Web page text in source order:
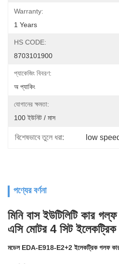
Warranty:
1 Years
HS CODE:
8703101900
প্যাকেজিং বিবরণ:
অ প্যাকিং
যোগানের ক্ষমতা:
100 ইউনিট / মাস
বিশেষভাবে তুলে ধরা: low
পণ্যের বর্ণনা
মিনি বাস ইউটিলিটি কার
এসি মোটর 4 সিট ইলেকট্রিক
মডেল EDA-E918-E2+2 ইলেকট্রিক গলফ কার